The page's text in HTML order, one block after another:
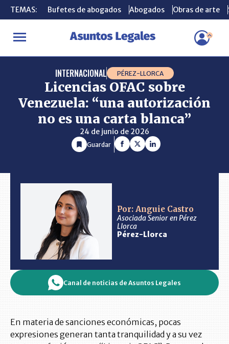
TEMAS: Bufetes de abogados Abogados Obras de arte
INICIO CONSULTORIO Licencias OFAC sobre Venezuela: “una
TEMAS: Bufetes de abogados Abogados Obras de arte
INTERNACIONAL PÉREZ-LLORCA
Licencias OFAC sobre
Venezuela: “una autorización
no es una carta blanca”
24 de junio de 2026
Guardar
Por: Anguie Castro
Asociada Senior en Pérez
Llorca
Pérez-Llorca
Canal de noticias de Asuntos Legales
En materia de sanciones económicas, pocas
expresiones generan tanta tranquilidad y a su vez